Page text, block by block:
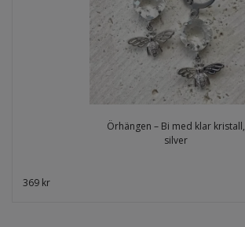
Örhängen – Bi med klar kristall,
silver
369 kr